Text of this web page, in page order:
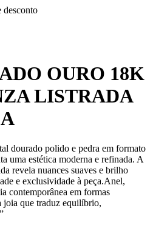
desconto
OURO 18K
LISTRADA
dourado polido e pedra em formato
uma estética moderna e refinada. A
revela nuances suaves e brilho
e exclusividade à peça.Anel,
contemporânea em formas
joia que traduz equilíbrio,